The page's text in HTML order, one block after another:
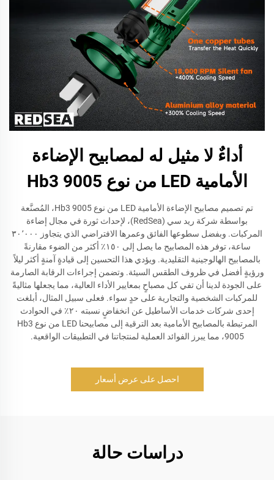
أداءٌ لا مثيل له لمصابيح الإضاءة
الأمامية LED من نوع Hb3 9005
تم تصميم مصابيح الإضاءة الأمامية LED من نوع Hb3 9005، المُصنَّعة
بواسطة شركة ريد سي (RedSea)، لإحداث ثورة في مجال إضاءة
المركبات. وبفضل سطوعها الفائق وعمرها الافتراضي الذي يتجاوز ٣٠٬٠٠٠
ساعة، توفر هذه المصابيح ما يصل إلى ١٥٠٪ أكثر من الضوء مقارنةً
بالمصابيح الهالوجينية التقليدية. ويؤدي هذا التحسين إلى قيادةٍ آمنةٍ أكثر ليلاً
ورؤيةٍ أفضل في ظروف الطقس السيئة. وتضمن إجراءات الرقابة الصارمة
على الجودة لدينا أن تفي كل مصباحٍ بمعايير الأداء العالية، مما يجعلها مثاليةً
للمركبات الشخصية والتجارية على حدٍ سواء. فعلى سبيل المثال، أبلغت
إحدى شركات خدمات الأساطيل عن انخفاضٍ نسبته ٢٠٪ في الحوادث
المرتبطة بالمصابيح الأمامية بعد الترقية إلى مصابيحنا LED من نوع Hb3
9005، مما يبرز الفوائد العملية لمنتجاتنا في التطبيقات الواقعية.
احصل على عرض أسعار
دراسات حالة